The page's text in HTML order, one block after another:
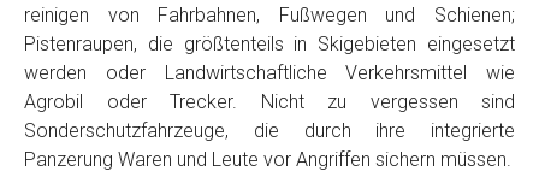
reinigen von Fahrbahnen, Fußwegen und Schienen;
Pistenraupen, die größtenteils in Skigebieten eingesetzt
werden oder Landwirtschaftliche Verkehrsmittel wie
Agrobil oder Trecker. Nicht zu vergessen sind
Sonderschutzfahrzeuge, die durch ihre integrierte
Panzerung Waren und Leute vor Angriffen sichern müssen.